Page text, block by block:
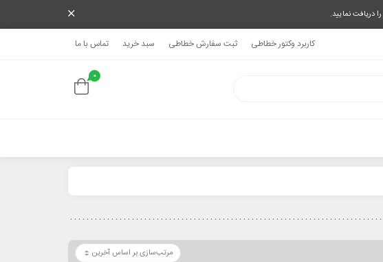
کاربرد وکتور خطاطی ثبت سفارش خطاطی سبد خرید تماس با ما
0